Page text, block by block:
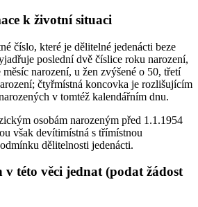
k životní situaci
číslo, které je dělitelné jedenácti beze
poslední dvě číslice roku narození,
narození, u žen zvýšené o 50, třetí
čtyřmístná koncovka je rozlišujícím
v tomtéž kalendářním dnu.
osobám narozeným před 1.1.1954
však devítimístná s třímístnou
dělitelnosti jedenácti.
této věci jednat (podat žádost